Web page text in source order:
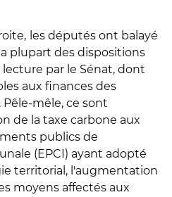
les députés ont balayé
plupart des dispositions
par le Sénat, dont
aux finances des
mêle, ce sont
de la taxe carbone aux
publics de
(EPCI) ayant adopté
territorial, l'augmentation
moyens affectés aux